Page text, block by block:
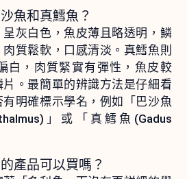
魚和真鱈魚？
灰白色，魚皮薄且略透明，鱗
質鬆軟，口感清淡。真鱈魚則
白，肉質緊實有彈性，魚皮較
。最簡單的辨識方法是仔細看
明確標示學名，例如「巴沙魚
」或「真鱈魚(Gadus
產品可以買嗎？